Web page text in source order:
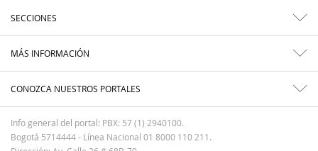
SECCIONES
MÁS INFORMACIÓN
CONOZCA NUESTROS PORTALES
Info general del portal: PBX: 57 (1) 2940100.
Bogotá 5714444 - Línea Nacional 01 8000 110 211.